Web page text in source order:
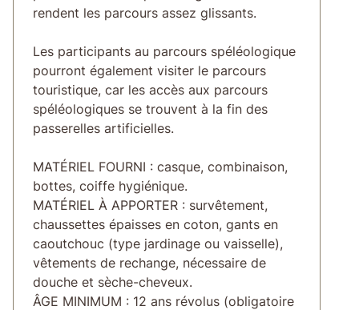
rendent les parcours assez glissants.
Les participants au parcours spéléologique
pourront également visiter le parcours
touristique, car les accès aux parcours
spéléologiques se trouvent à la fin des
passerelles artificielles.
MATÉRIEL FOURNI : casque, combinaison,
bottes, coiffe hygiénique.
MATÉRIEL À APPORTER : survêtement,
chaussettes épaisses en coton, gants en
caoutchouc (type jardinage ou vaisselle),
vêtements de rechange, nécessaire de
douche et sèche-cheveux.
ÂGE MINIMUM : 12 ans révolus (obligatoire